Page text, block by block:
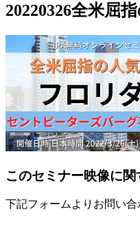
20220326全米屈
このセミナー映像に
下記フォームよりお問い合